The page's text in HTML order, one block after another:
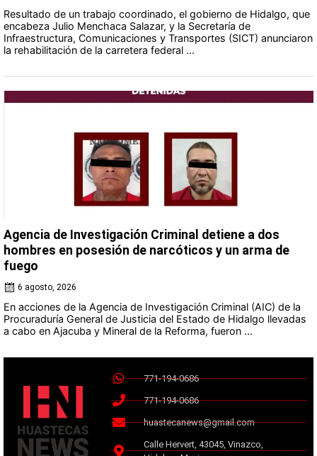
Resultado de un trabajo coordinado, el gobierno de Hidalgo, que
encabeza Julio Menchaca Salazar, y la Secretaría de
Infraestructura, Comunicaciones y Transportes (SICT) anunciaron
la rehabilitación de la carretera federal ...
Agencia de Investigación Criminal detiene a dos
hombres en posesión de narcóticos y un arma de
fuego
6 agosto, 2026
En acciones de la Agencia de Investigación Criminal (AIC) de la
Procuraduría General de Justicia del Estado de Hidalgo llevadas
a cabo en Ajacuba y Mineral de la Reforma, fueron ...
771-194-0686
771-194-0686
huastecanews@gmail.com
Calle Hervert, 43045, Vinazco,